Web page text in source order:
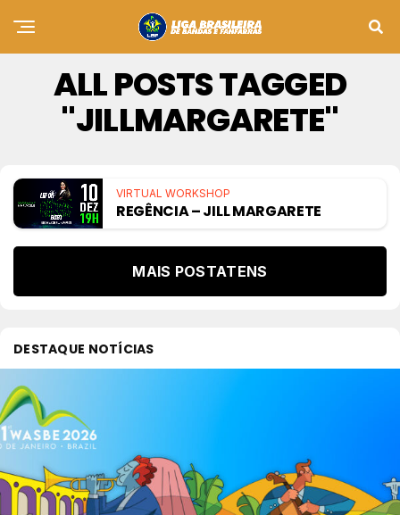
ALL POSTS TAGGED
"JILLMARGARETE"
VIRTUAL WORKSHOP
REGÊNCIA – JILL MARGARETE
MAIS POSTATENS
DESTAQUE NOTÍCIAS